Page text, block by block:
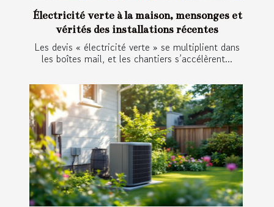
Électricité verte à la maison, mensonges et
vérités des installations récentes
Les devis « électricité verte » se multiplient dans
les boîtes mail, et les chantiers s’accélèrent...